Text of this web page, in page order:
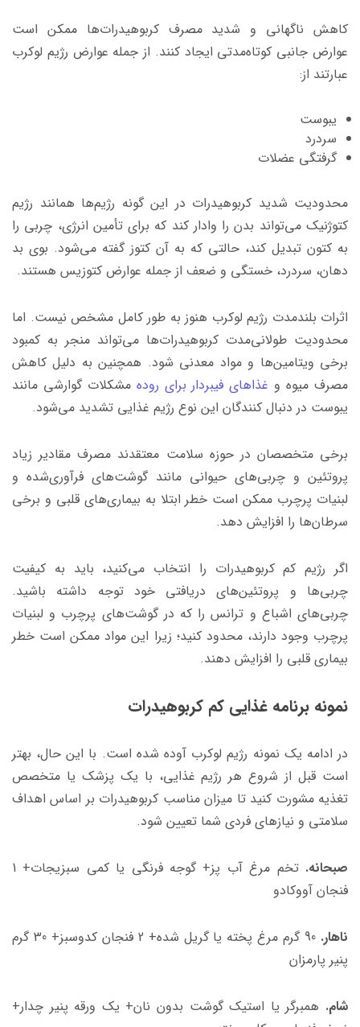
کاهش ناگهانی و شدید مصرف کربوهیدرات‌ها ممکن است
عوارض جانبی کوتاه‌مدتی ایجاد کنند. از جمله عوارض رژیم لوکرب
عبارتند از:
یبوست
سردرد
گرفتگی عضلات
محدودیت شدید کربوهیدرات در این گونه رژیم‌ها همانند رژیم
کتوژنیک می‌تواند بدن را وادار کند که برای تأمین انرژی، چربی را
به کتون تبدیل کند، حالتی که به آن کتوز گفته می‌شود. بوی بد
دهان، سردرد، خستگی و ضعف از جمله عوارض کتوزیس هستند.
اثرات بلندمدت رژیم لوکرب هنوز به طور کامل مشخص نیست. اما
محدودیت طولانی‌مدت کربوهیدرات‌ها می‌تواند منجر به کمبود
برخی ویتامین‌ها و مواد معدنی شود. همچنین به دلیل کاهش
مصرف میوه و غذاهای فیبردار برای روده مشکلات گوارشی مانند
یبوست در دنبال کنندگان این نوع رژیم غذایی تشدید می‌شود.
برخی متخصصان در حوزه سلامت معتقدند مصرف مقادیر زیاد
پروتئین و چربی‌های حیوانی مانند گوشت‌های فرآوری‌شده و
لبنیات پرچرب ممکن است خطر ابتلا به بیماری‌های قلبی و برخی
سرطان‌ها را افزایش دهد.
اگر رژیم کم کربوهیدرات را انتخاب می‌کنید، باید به کیفیت
چربی‌ها و پروتئین‌های دریافتی خود توجه داشته باشید.
چربی‌های اشباع و ترانس را که در گوشت‌های پرچرب و لبنیات
پرچرب وجود دارند، محدود کنید؛ زیرا این مواد ممکن است خطر
بیماری قلبی را افزایش دهند.
نمونه برنامه غذایی کم کربوهیدرات
در ادامه یک نمونه رژیم لوکرب آوده شده است. با این حال، بهتر
است قبل از شروع هر رژیم غذایی، با یک پزشک یا متخصص
تغذیه مشورت کنید تا میزان مناسب کربوهیدرات بر اساس اهداف
سلامتی و نیازهای فردی شما تعیین شود.
صبحانه.
تخم مرغ آب پز+ گوجه فرنگی یا کمی سبزیجات+ 1
فنجان آووکادو
ناهار.
90 گرم مرغ پخته یا گریل شده+ 2 فنجان کدوسبز+ 30 گرم
پنیر پارمزان
شام. همبرگر یا استیک گوشت بدون نان+ یک ورقه پنیر چدار+